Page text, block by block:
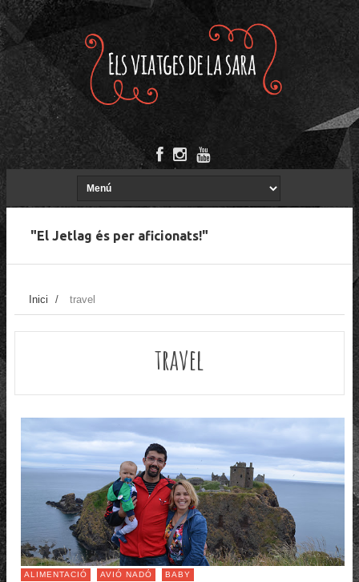
"El Jetlag és per aficionats!"
Inici / travel
travel
ALIMENTACIÓ AVIÓ NADÓ BABY